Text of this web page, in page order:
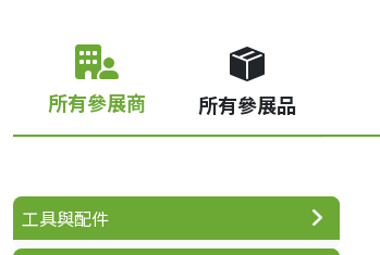
所有參展商 所有參展品
工具與配件